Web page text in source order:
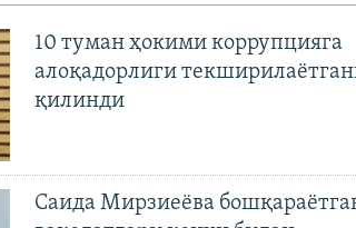
10 туман ҳокими коррупцияга
алоқадорлиги
қилинди
Саида Мирзиеёва